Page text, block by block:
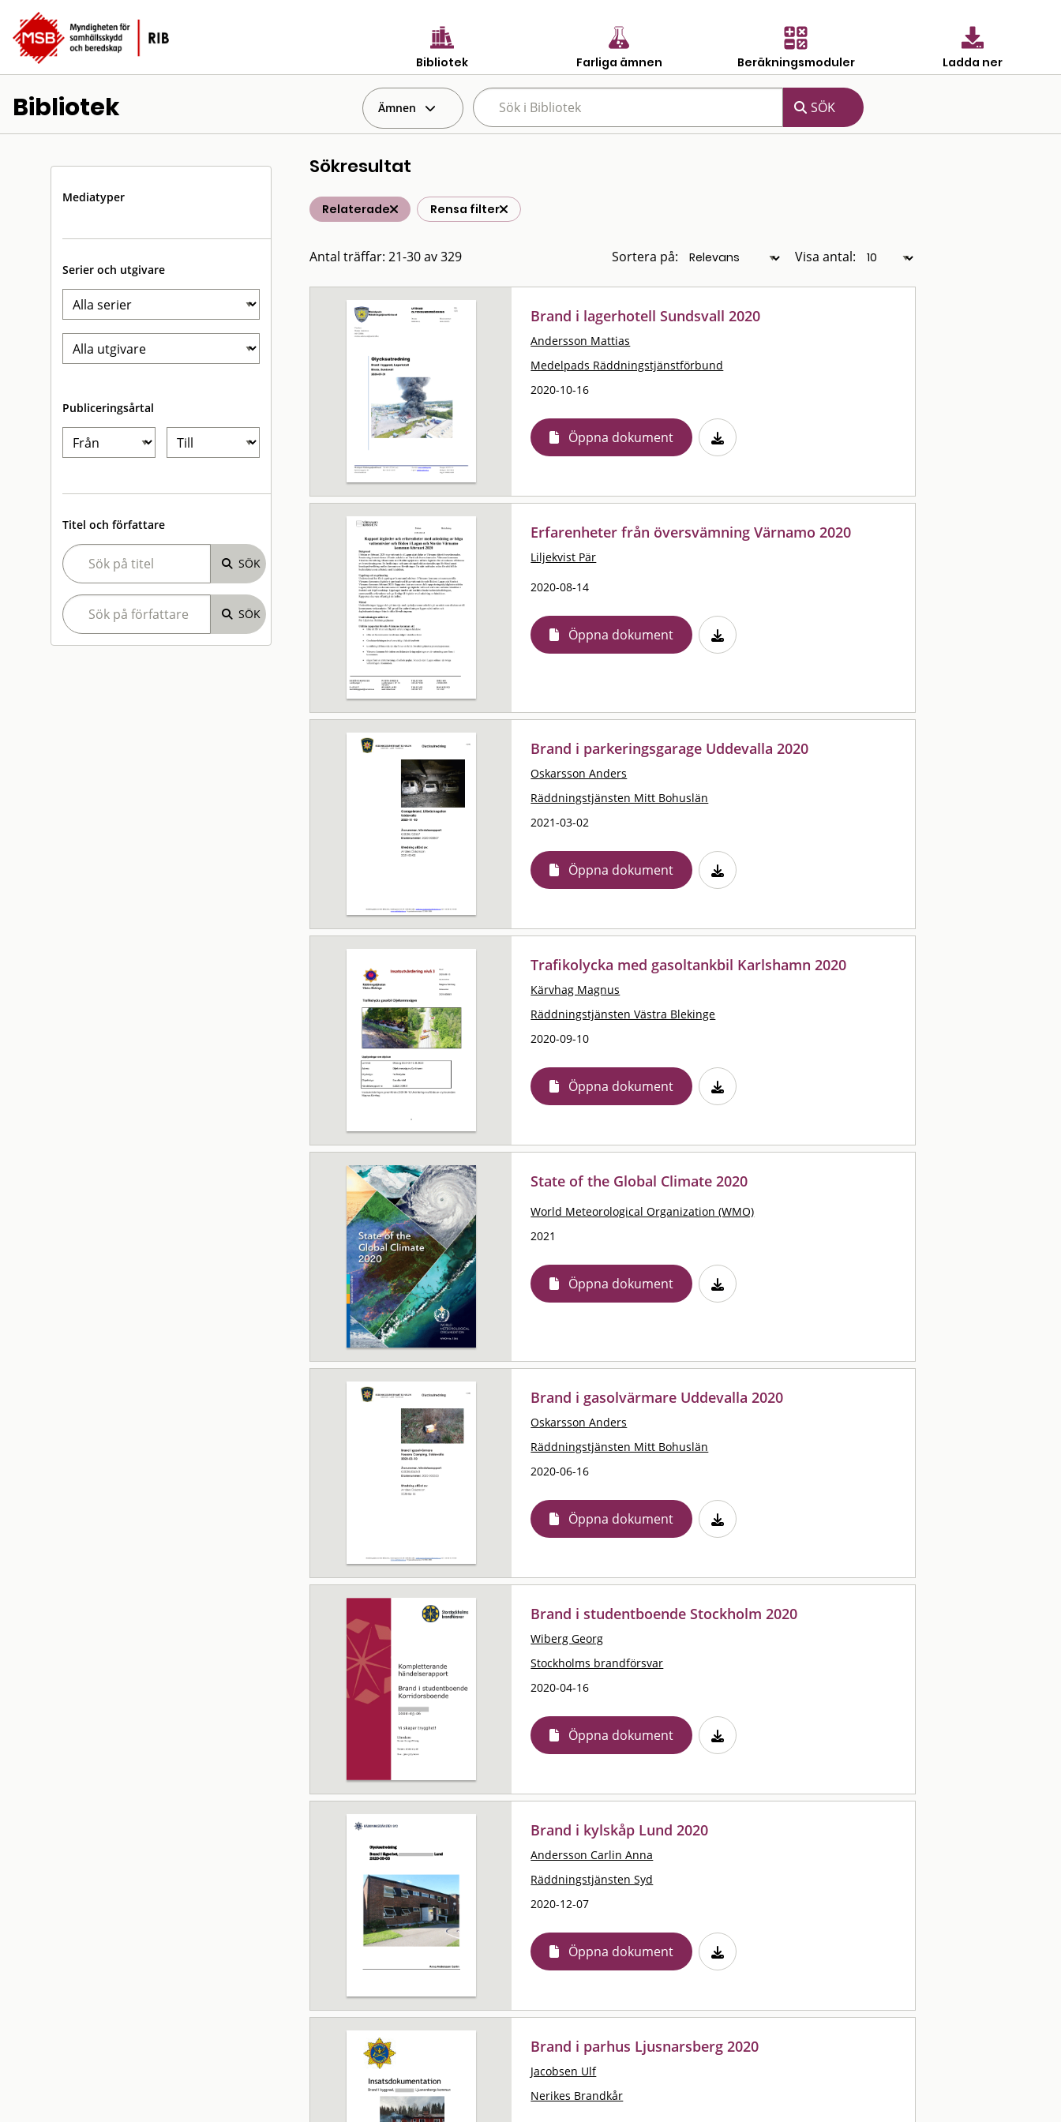
Bibliotek Farliga ämnen Beräkningsmoduler Ladda ner
Bibliotek Ämnen
Mediatyper
Serier och utgivare
Publiceringsårtal
Titel och författare
Sökresultat
Relaterade Rensa filter
Antal träffar: 21-30 av 329 Sortera på: Visa antal:
Brand i lagerhotell Sundsvall 2020
Andersson Mattias
Medelpads Räddningstjänstförbund
2020-10-16
Öppna dokument
Erfarenheter från översvämning Värnamo 2020
Liljekvist Pär
2020-08-14
Öppna dokument
Brand i parkeringsgarage Uddevalla 2020
Oskarsson Anders
Räddningstjänsten Mitt Bohuslän
2021-03-02
Öppna dokument
Trafikolycka med gasoltankbil Karlshamn 2020
Kärvhag Magnus
Räddningstjänsten Västra Blekinge
2020-09-10
Öppna dokument
State of the Global Climate 2020
World Meteorological Organization (WMO)
2021
Öppna dokument
Brand i gasolvärmare Uddevalla 2020
Oskarsson Anders
Räddningstjänsten Mitt Bohuslän
2020-06-16
Öppna dokument
Brand i studentboende Stockholm 2020
Wiberg Georg
Stockholms brandförsvar
2020-04-16
Öppna dokument
Brand i kylskåp Lund 2020
Andersson Carlin Anna
Räddningstjänsten Syd
2020-12-07
Öppna dokument
Brand i parhus Ljusnarsberg 2020
Jacobsen Ulf
Nerikes Brandkår